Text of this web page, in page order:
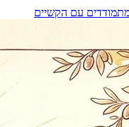
עם הקשיים